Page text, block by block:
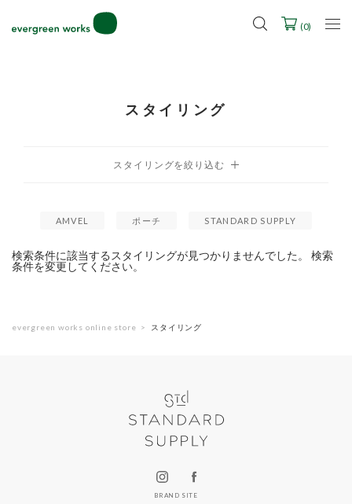
2027年ご入学用ランドセル受注会スケジュール
(0)
スタイリング
AMVEL ポーチ STANDARD SUPPLY
検索条件に該当するスタイリングが見つかりませんでした。 検索
条件を変更してください。
evergreen works online store スタイリング
BRAND SITE